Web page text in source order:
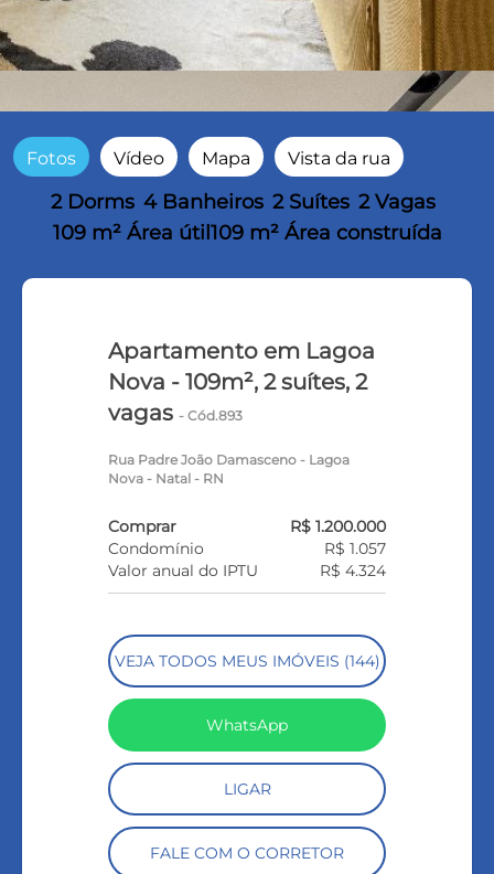
Fotos Vídeo Mapa Vista da rua
2 Dorms 4 Banheiros 2 Suítes 2 Vagas
109 m² Área útil 109 m² Área construída
Apartamento em Lagoa
Nova - 109m², 2 suítes, 2
vagas - Cód.893
Rua Padre João Damasceno - Lagoa
Nova - Natal - RN
Comprar
R$ 1.200.000
Condomínio
R$ 1.057
Valor anual do IPTU
R$ 4.324
VEJA TODOS MEUS IMÓVEIS (144)
WhatsApp
LIGAR
FALE COM O CORRETOR